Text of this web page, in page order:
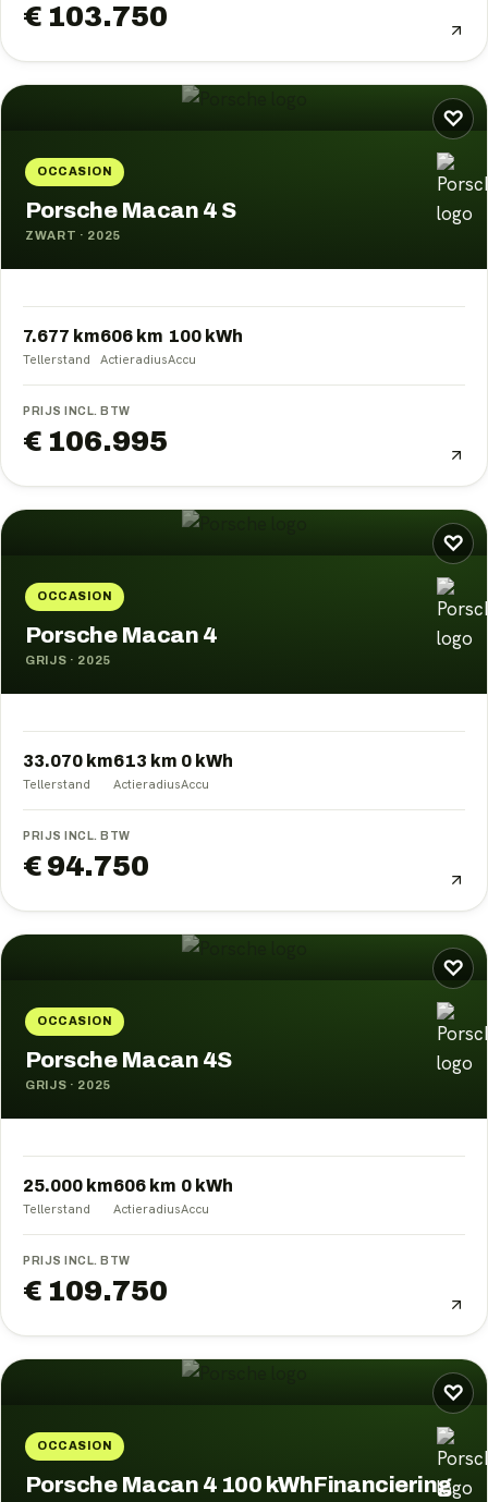
€ 103.750
♡
OCCASION
Porsche Macan 4 S
ZWART · 2025
7.677 km
Tellerstand
606 km
Actieradius
100 kWh
Accu
PRIJS INCL. BTW
€ 106.995
♡
OCCASION
Porsche Macan 4
GRIJS · 2025
33.070 km
Tellerstand
613 km
Actieradius
0 kWh
Accu
PRIJS INCL. BTW
€ 94.750
♡
OCCASION
Porsche Macan 4S
GRIJS · 2025
25.000 km
Tellerstand
606 km
Actieradius
0 kWh
Accu
PRIJS INCL. BTW
€ 109.750
♡
OCCASION
Porsche Macan 4 100 kWhFinanciering